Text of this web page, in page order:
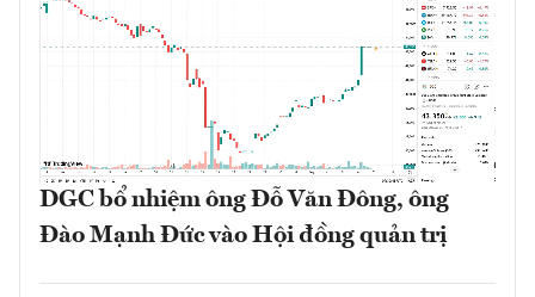
DGC bổ nhiệm ông Đỗ Văn Đông, ông
Đào Mạnh Đức vào Hội đồng quản trị